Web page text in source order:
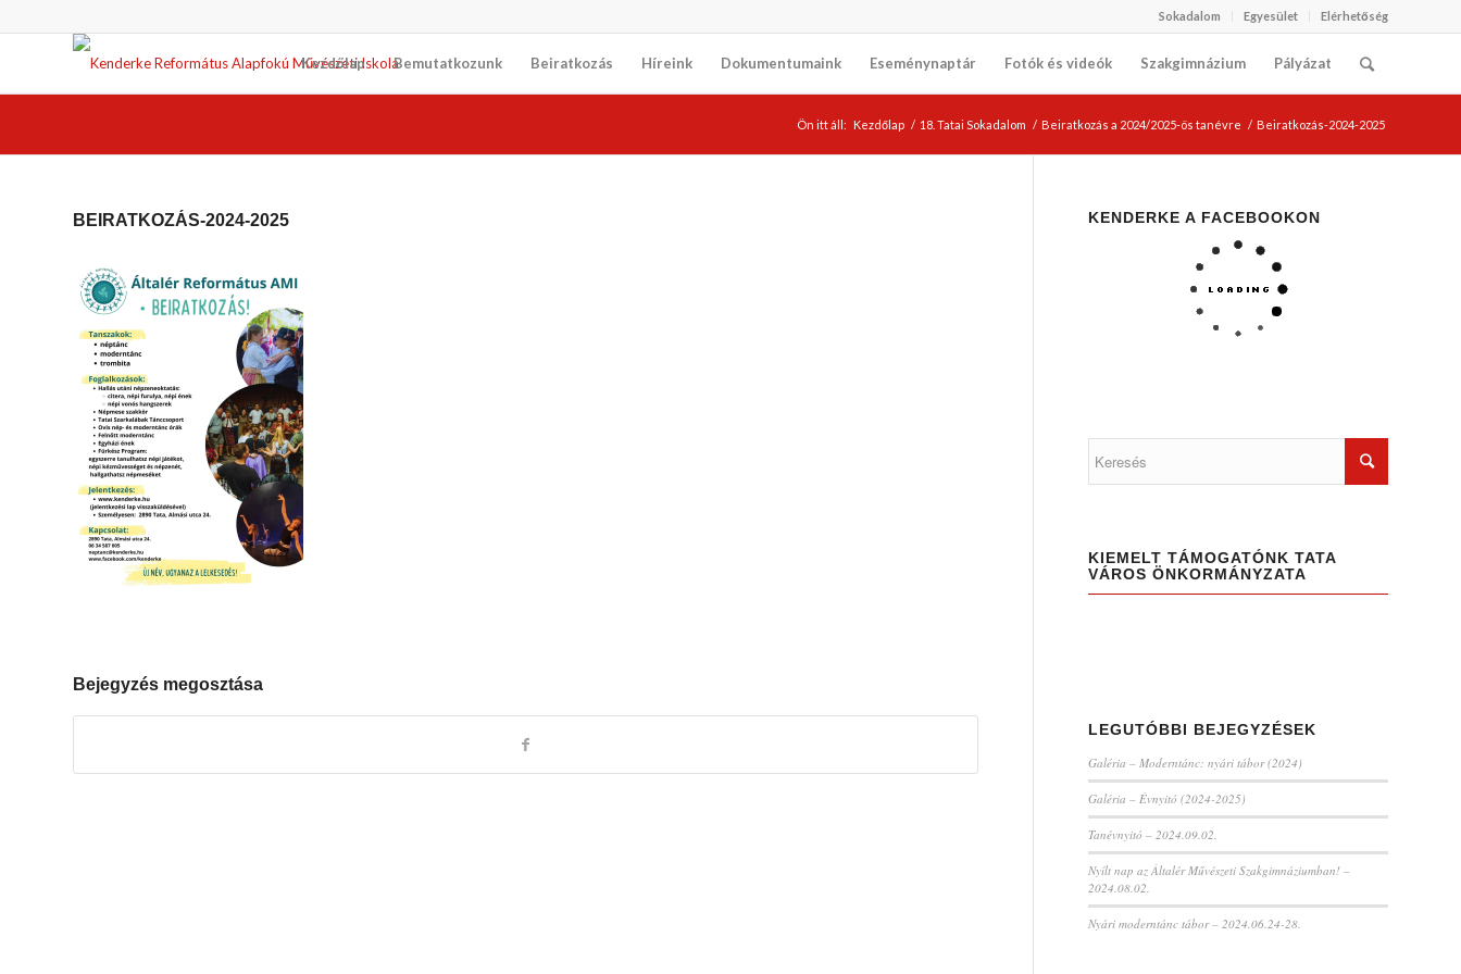
Sokadalom Egyesület Elérhetőség
Kezdőlap Bemutatkozunk Beiratkozás Híreink Dokumentumaink Eseménynaptár Fotók és videók Szakgimnázium Pályázat
Ön itt áll: Kezdőlap / 18. Tatai Sokadalom / Beiratkozás a 2024/2025-ös tanévre / Beiratkozás-2024-2025
BEIRATKOZÁS-2024-2025
Bejegyzés megosztása
KENDERKE A FACEBOOKON
KIEMELT TÁMOGATÓNK TATA
VÁROS ÖNKORMÁNYZATA
LEGUTÓBBI BEJEGYZÉSEK
Galéria – Moderntánc: nyári tábor (2024)
Galéria – Évnyitó (2024-2025)
Tanévnyitó – 2024.09.02.
Nyílt nap az Általér Művészeti Szakgimnáziumban! –
2024.08.02.
Nyári moderntánc tábor – 2024.06.24-28.